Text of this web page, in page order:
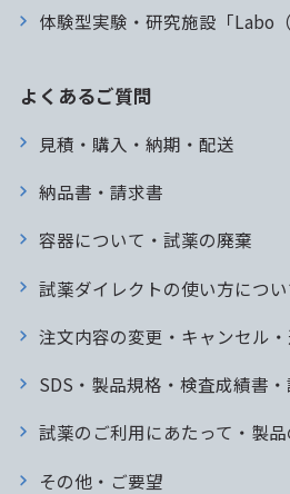
体験型実験・研究施設「Labo（
よくあるご質問
見積・購入・納期・配送
納品書・請求書
容器について・試薬の廃棄
試薬ダイレクトの使い方につい
注文内容の変更・キャンセル
SDS・製品規格・検査成績書
試薬のご利用にあたって・製
その他・ご要望